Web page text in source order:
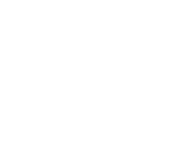
og installasjonen.
slik at vi kan forbedre!